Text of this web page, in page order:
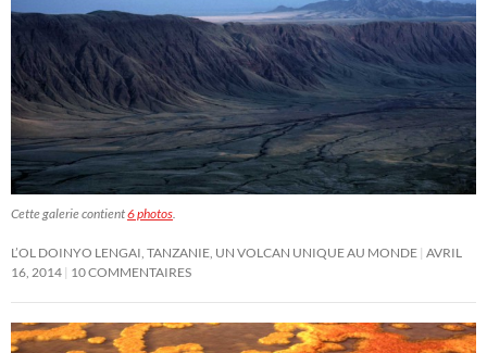
Cette galerie contient6 photos
L’OL DOINYO LENGAI, TANZANIE, UN VOLCAN UNIQUE AU MONDE AVRIL
16, 2014 10 COMMENTAIRES